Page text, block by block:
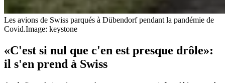
Les avions de Swiss parqués à Dübendorf pendant la pandémie de
Covid.Image: keystone
«C'est si nul que c'en est presque drôle»:
il s'en prend à Swiss